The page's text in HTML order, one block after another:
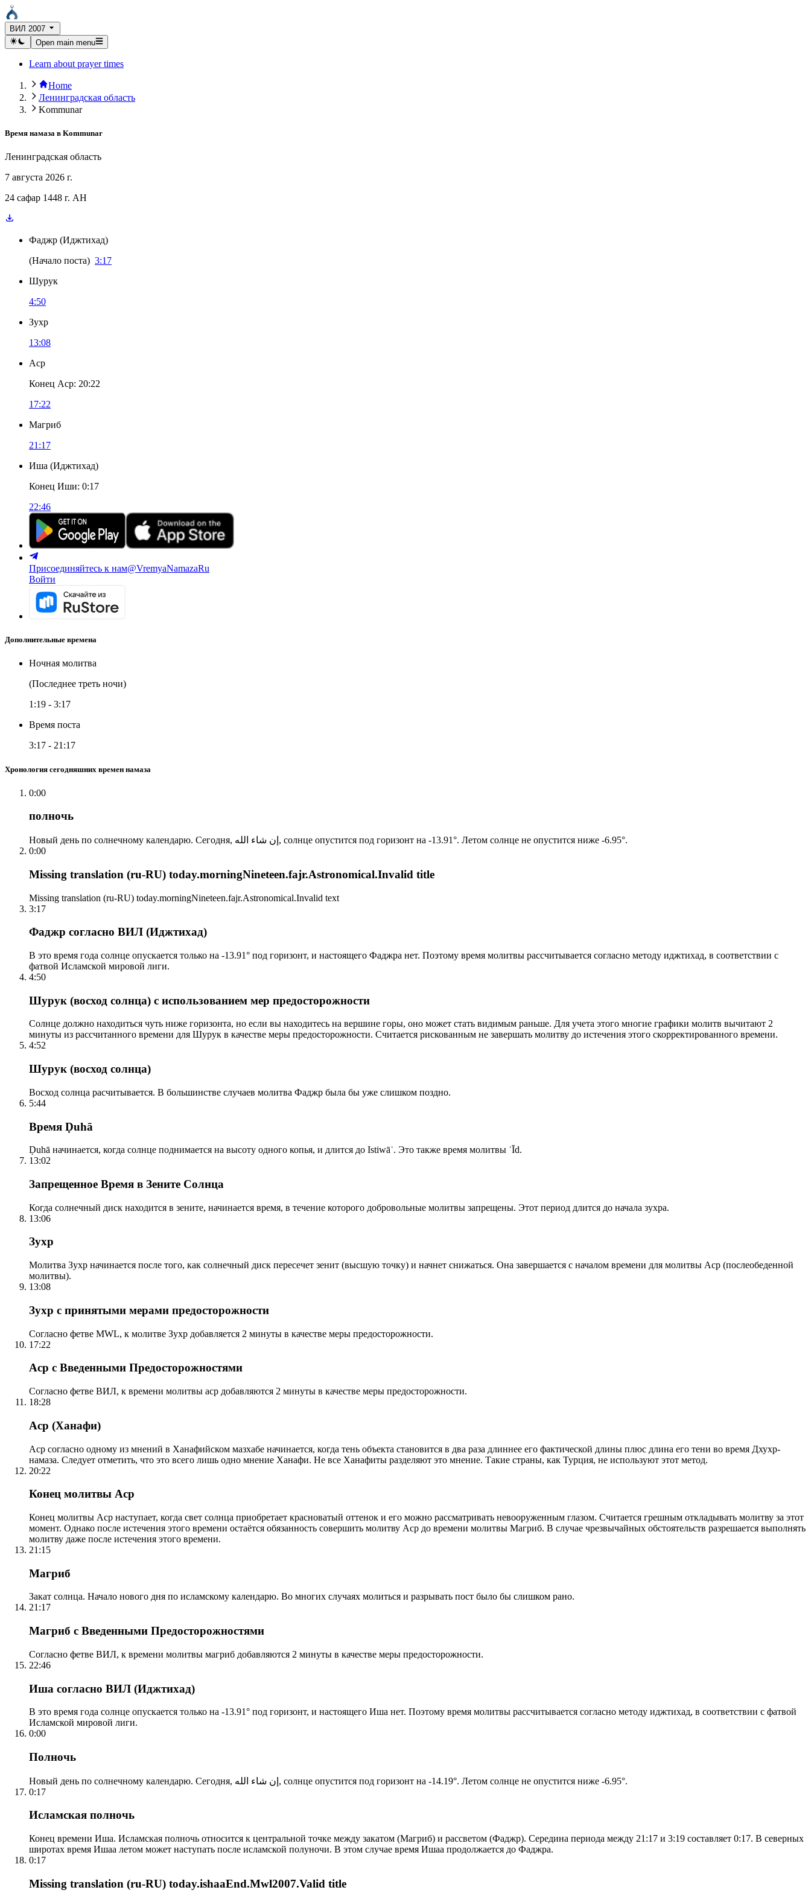
ВИЛ 2007
Open main menu
Learn about prayer times
Home
Ленинградская область
Kommunar
Время намаза в Kommunar
Ленинградская область
7 августа 2026 г.
24 сафар 1448 г. AH
Фаджр (Иджтихад)
(Начало поста) 3:17
Шурук
4:50
Зухр
13:08
Аср
Конец Аср: 20:22
17:22
Магриб
21:17
Иша (Иджтихад)
Конец Иши: 0:17
22:46
Присоединяйтесь к нам@VremyaNamazaRu
Войти
Дополнительные времена
Ночная молитва
(Последнее треть ночи)
1:19 - 3:17
Время поста
3:17 - 21:17
Хронология сегодняшних времен намаза
0:00
полночь
Новый день по солнечному календарю. Сегодня, إن شاء الله, солнце опустится под горизонт на -13.91°. Летом солнце не опустится ниже -6.95°.
0:00
Missing translation (ru-RU) today.morningNineteen.fajr.Astronomical.Invalid title
Missing translation (ru-RU) today.morningNineteen.fajr.Astronomical.Invalid text
3:17
Фаджр согласно ВИЛ (Иджтихад)
В это время года солнце опускается только на -13.91° под горизонт, и настоящего Фаджра нет. Поэтому время молитвы рассчитывается согласно методу иджтихад, в соответствии с
фатвой Исламской мировой лиги.
4:50
Шурук (восход солнца) с использованием мер предосторожности
Солнце должно находиться чуть ниже горизонта, но если вы находитесь на вершине горы, оно может стать видимым раньше. Для учета этого многие графики молитв вычитают 2
минуты из рассчитанного времени для Шурук в качестве меры предосторожности. Считается рискованным не завершать молитву до истечения этого скорректированного времени.
4:52
Шурук (восход солнца)
Восход солнца расчитывается. В большинстве случаев молитва Фаджр была бы уже слишком поздно.
5:44
Время Ḍuhā
Ḍuhā начинается, когда солнце поднимается на высоту одного копья, и длится до Istiwāʾ. Это также время молитвы ʿĪd.
13:02
Запрещенное Время в Зените Солнца
Когда солнечный диск находится в зените, начинается время, в течение которого добровольные молитвы запрещены. Этот период длится до начала зухра.
13:06
Зухр
Молитва Зухр начинается после того, как солнечный диск пересечет зенит (высшую точку) и начнет снижаться. Она завершается с началом времени для молитвы Аср (послеобеденной
молитвы).
13:08
Зухр с принятыми мерами предосторожности
Согласно фетве MWL, к молитве Зухр добавляется 2 минуты в качестве меры предосторожности.
17:22
Аср с Введенными Предосторожностями
Согласно фетве ВИЛ, к времени молитвы аср добавляются 2 минуты в качестве меры предосторожности.
18:28
Аср (Ханафи)
Аср согласно одному из мнений в Ханафийском мазхабе начинается, когда тень объекта становится в два раза длиннее его фактической длины плюс длина его тени во время Дхухр-
намаза. Следует отметить, что это всего лишь одно мнение Ханафи. Не все Ханафиты разделяют это мнение. Такие страны, как Турция, не используют этот метод.
20:22
Конец молитвы Аср
Конец молитвы Аср наступает, когда свет солнца приобретает красноватый оттенок и его можно рассматривать невооруженным глазом. Считается грешным откладывать молитву за этот
момент. Однако после истечения этого времени остаётся обязанность совершить молитву Аср до времени молитвы Магриб. В случае чрезвычайных обстоятельств разрешается выполнять
молитву даже после истечения этого времени.
21:15
Магриб
Закат солнца. Начало нового дня по исламскому календарю. Во многих случаях молиться и разрывать пост было бы слишком рано.
21:17
Магриб с Введенными Предосторожностями
Согласно фетве ВИЛ, к времени молитвы магриб добавляются 2 минуты в качестве меры предосторожности.
22:46
Иша согласно ВИЛ (Иджтихад)
В это время года солнце опускается только на -13.91° под горизонт, и настоящего Иша нет. Поэтому время молитвы рассчитывается согласно методу иджтихад, в соответствии с фатвой
Исламской мировой лиги.
0:00
Полночь
Новый день по солнечному календарю. Сегодня, إن شاء الله, солнце опустится под горизонт на -14.19°. Летом солнце не опустится ниже -6.95°.
0:17
Исламская полночь
Конец времени Иша. Исламская полночь относится к центральной точке между закатом (Магриб) и рассветом (Фаджр). Середина периода между 21:17 и 3:19 составляет 0:17. В северных
широтах время Ишаа летом может наступать после исламской полуночи. В этом случае время Ишаа продолжается до Фаджра.
0:17
Missing translation (ru-RU) today.ishaaEnd.Mwl2007.Valid title